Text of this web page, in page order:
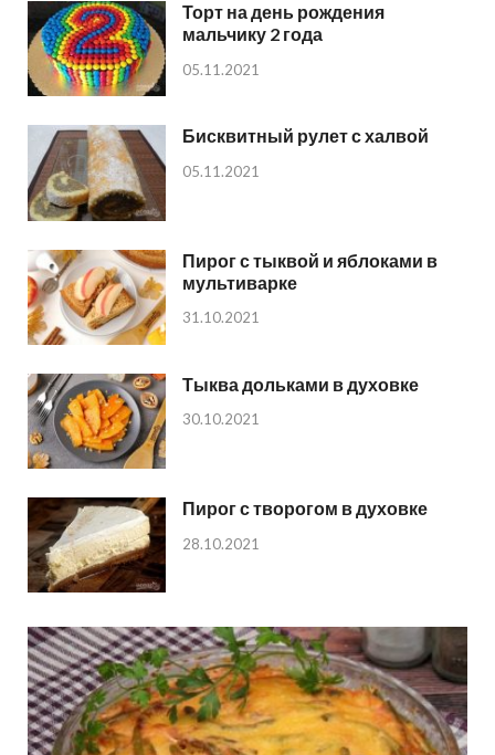
Торт на день рождения
мальчику 2 года
05.11.2021
Бисквитный рулет с халвой
05.11.2021
Пирог с тыквой и яблоками в
мультиварке
31.10.2021
Тыква дольками в духовке
30.10.2021
Пирог с творогом в духовке
28.10.2021